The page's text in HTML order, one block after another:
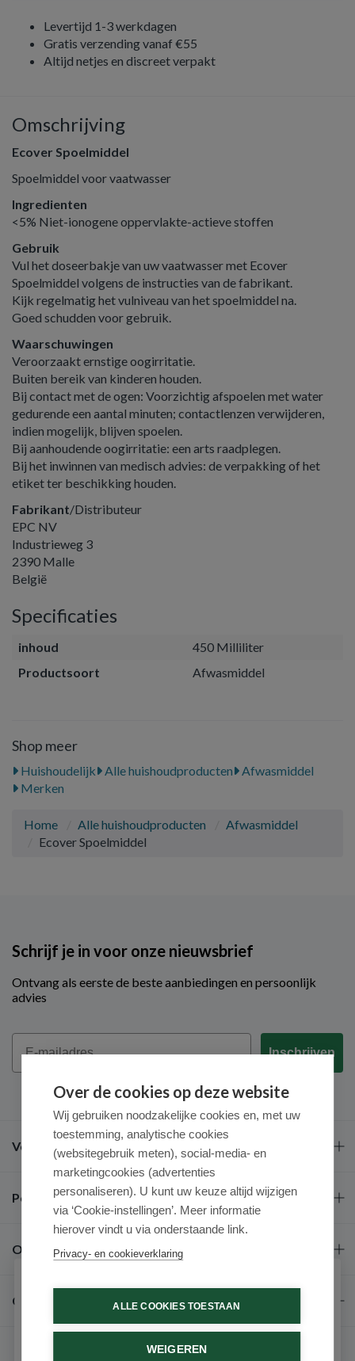
Levertijd 1-3 werkdagen
Gratis verzending vanaf €55
Altijd netjes en discreet verpakt
Omschrijving
Ecover Spoelmiddel
Spoelmiddel voor vaatwasser
Ingredienten
<5% Niet-ionogene oppervlakte-actieve stoffen
Gebruik
Vul het doseerbakje van uw vaatwasser met Ecover
Spoelmiddel volgens de instructies van de fabrikant.
Kijk regelmatig het vulniveau van het spoelmiddel na.
Goed schudden voor gebruik.
Waarschuwingen
Veroorzaakt ernstige oogirritatie.
Buiten bereik van kinderen houden.
Bij contact met de ogen: Voorzichtig afspoelen met water
gedurende een aantal minuten; contactlenzen verwijderen,
indien mogelijk, blijven spoelen.
Bij aanhoudende oogirritatie: een arts raadplegen.
Bij het inwinnen van medisch advies: de verpakking of het
etiket ter beschikking houden.
Fabrikant/Distributeur
EPC NV
Industrieweg 3
2390 Malle
België
Specificaties
inhoud
450 Milliliter
Productsoort
Afwasmiddel
Shop meer
Huishoudelijk Alle huishoudproducten
Afwasmiddel
Merken
Home Alle huishoudproducten
Afwasmiddel
Ecover Spoelmiddel
Schrijf je in voor onze nieuwsbrief
Ontvang als eerste de beste aanbiedingen en persoonlijk
advies
Email
Inschrijven
Veel gestelde vragen
Populaire merken
Over ons
Contact
Over de cookies op deze website
Wij gebruiken noodzakelijke cookies en, met uw
toestemming, analytische cookies
(websitegebruik meten), social-media- en
marketingcookies (advertenties
personaliseren). U kunt uw keuze altijd wijzigen
via ‘Cookie-instellingen’. Meer informatie
hierover vindt u via onderstaande link.
Privacy- en cookieverklaring
ALLE COOKIES TOESTAAN
WEIGEREN
Schrijf je in voor onze nieuwsbrief
Ontvang als eerste de beste aanbiedingen en persoonlijk
advies